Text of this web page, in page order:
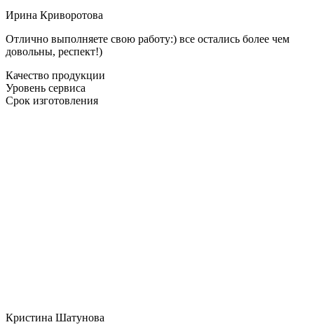
Ирина Криворотова
Отлично выполняете свою работу:) все остались более чем
довольны, респект!)
Качество продукции
Уровень сервиса
Срок изготовления
Кристина Шатунова